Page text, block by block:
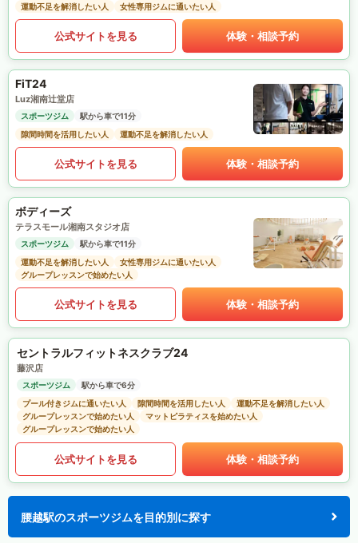
運動不足を解消したい人
女性専用ジムに通いたい人
公式サイトを見る 体験・相談予約
FiT24
Luz湘南辻堂店
スポーツジム
駅から車で11分
隙間時間を活用したい人
運動不足を解消したい人
公式サイトを見る 体験・相談予約
ボディーズ
テラスモール湘南スタジオ店
スポーツジム
駅から車で11分
運動不足を解消したい人
女性専用ジムに通いたい人
グループレッスンで始めたい人
公式サイトを見る 体験・相談予約
セントラルフィットネスクラブ24
藤沢店
スポーツジム
駅から車で6分
プール付きジムに通いたい人
隙間時間を活用したい人
運動不足を解消したい人
グループレッスンで始めたい人
マットピラティスを始めたい人
グループレッスンで始めたい人
公式サイトを見る 体験・相談予約
腰越駅のスポーツジムを目的別に探す